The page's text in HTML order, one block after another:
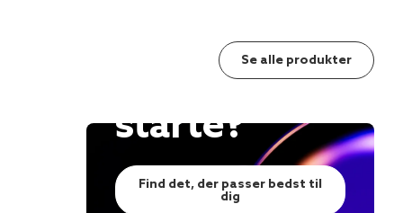
Se alle produkter
Usikker på,
hvor du skal
starte?
Find det, der passer bedst til
dig